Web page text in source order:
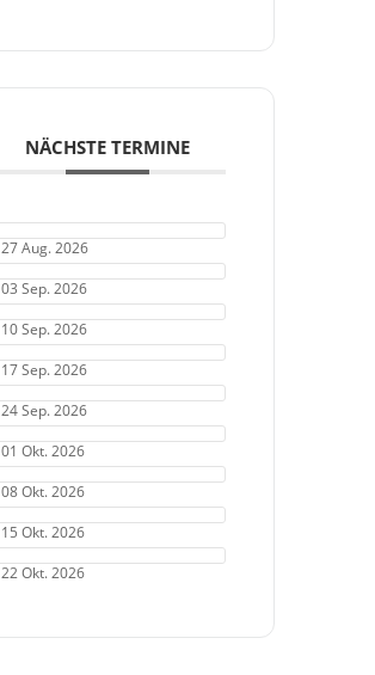
NÄCHSTE TERMINE
27 Aug. 2026
03 Sep. 2026
10 Sep. 2026
17 Sep. 2026
24 Sep. 2026
01 Okt. 2026
08 Okt. 2026
15 Okt. 2026
22 Okt. 2026